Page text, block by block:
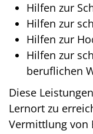
Hilfen zur
Hilfen zur
Hilfen zur
Hilfen zur
beruflichen
Diese
Lernort zu
Vermittlung von